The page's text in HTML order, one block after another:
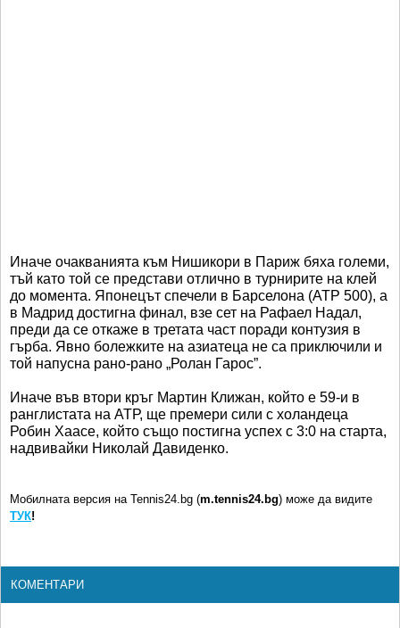
Иначе очакванията към Нишикори в Париж бяха големи,
тъй като той се представи отлично в турнирите на клей
до момента. Японецът спечели в Барселона (АТР 500), а
в Мадрид достигна финал, взе сет на Рафаел Надал,
преди да се откаже в третата част поради контузия в
гърба. Явно болежките на азиатеца не са приключили и
той напусна рано-рано „Ролан Гарос”.
Иначе във втори кръг Мартин Клижан, който е 59-и в
ранглистата на АТР, ще премери сили с холандеца
Робин Хаасе, който също постигна успех с 3:0 на старта,
надвивайки Николай Давиденко.
Мобилната версия на Tennis24.bg (m.tennis24.bg) може да видите
ТУК!
КОМЕНТАРИ